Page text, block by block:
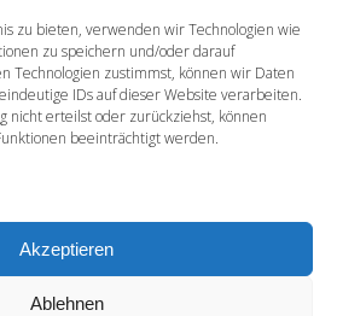
zu bieten, verwenden wir Technologien wie
zu speichern und/oder darauf
Technologien zustimmst, können wir Daten
IDs auf dieser Website verarbeiten.
nicht erteilst oder zurückziehst, können
beeinträchtigt werden.
Akzeptieren
Ablehnen
SprachCafé Polnisch
Archiv Datenschutzerklärung